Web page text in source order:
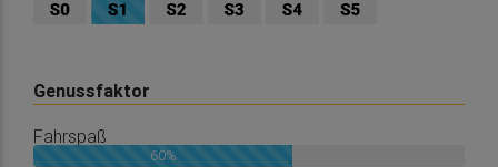
Genussfaktor
Fahrspaß
60%